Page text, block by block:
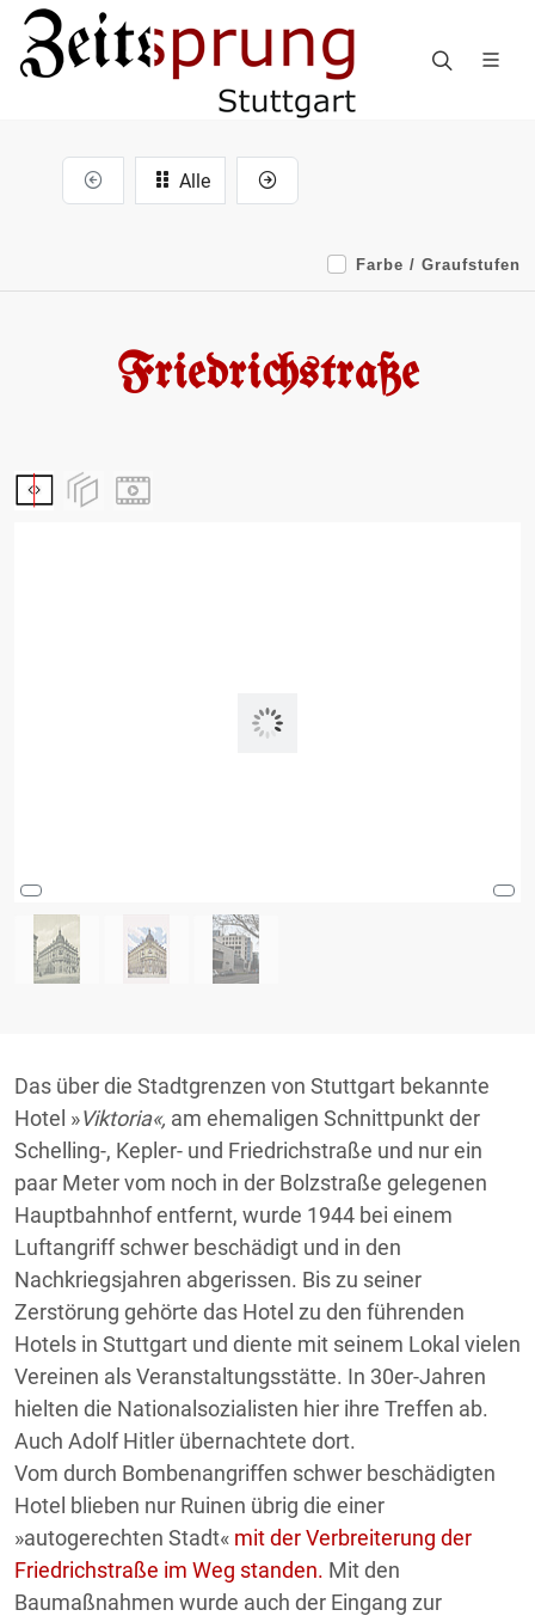
Alle
Farbe / Graufstufen
Friedrichstraße
Das über die Stadtgrenzen von Stuttgart bekannte
Hotel »Viktoria«, am ehemaligen Schnittpunkt der
Schelling-, Kepler- und Friedrichstraße und nur ein
paar Meter vom noch in der Bolzstraße gelegenen
Hauptbahnhof entfernt, wurde 1944 bei einem
Luftangriff schwer beschädigt und in den
Nachkriegsjahren abgerissen. Bis zu seiner
Zerstörung gehörte das Hotel zu den führenden
Hotels in Stuttgart und diente mit seinem Lokal vielen
Vereinen als Veranstaltungsstätte. In 30er-Jahren
hielten die Nationalsozialisten hier ihre Treffen ab.
Auch Adolf Hitler übernachtete dort.
Vom durch Bombenangriffen schwer beschädigten
Hotel blieben nur Ruinen übrig die einer
»autogerechten Stadt« mit der Verbreiterung der
Friedrichstraße im Weg standen. Mit den
Baumaßnahmen wurde auch der Eingang zur